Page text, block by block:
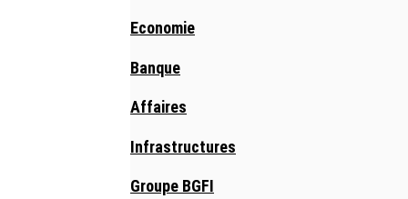
Economie
Banque
Affaires
Infrastructures
Groupe BGFI